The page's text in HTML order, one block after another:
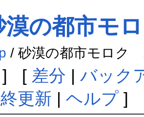
漠の都市モ
/ 砂漠の都市モロク
[ 差分 | バック
更新 | ヘルプ]